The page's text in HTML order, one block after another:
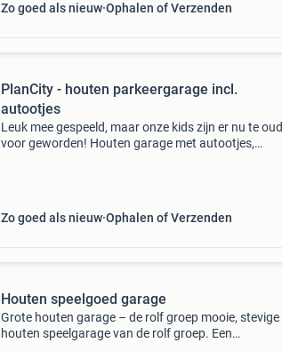
Zo goed als nieuw Ophalen of Verzenden
PlanCity - houten parkeergarage incl.
autootjes
Leuk mee gespeeld, maar onze kids zijn er nu te oud
voor geworden! Houten garage met autootjes,
Zo goed als nieuw Ophalen of Verzenden
Houten speelgoed garage
Grote houten garage – de rolf groep mooie, stevige
houten speelgarage van de rolf groep. Een